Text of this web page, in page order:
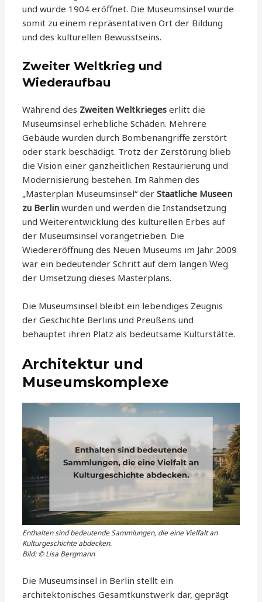
und wurde 1904 eröffnet. Die Museumsinsel wurde
somit zu einem repräsentativen Ort der Bildung
und des kulturellen Bewusstseins.
Zweiter Weltkrieg und
Wiederaufbau
Während des Zweiten Weltkrieges erlitt die
Museumsinsel erhebliche Schäden. Mehrere
Gebäude wurden durch Bombenangriffe zerstört
oder stark beschädigt. Trotz der Zerstörung blieb
die Vision einer ganzheitlichen Restaurierung und
Modernisierung bestehen. Im Rahmen des
„Masterplan Museumsinsel“ derStaatliche Museen
zu Berlin wurden und werden die Instandsetzung
und Weiterentwicklung des kulturellen Erbes auf
der Museumsinsel vorangetrieben. Die
Wiedereröffnung des Neuen Museums im Jahr 2009
war ein bedeutender Schritt auf dem langen Weg
der Umsetzung dieses Masterplans.
Die Museumsinsel bleibt ein lebendiges Zeugnis
der Geschichte Berlins und Preußens und
behauptet ihren Platz als bedeutsame Kulturstätte.
Architektur und
Museumskomplexe
Enthalten sind bedeutende Sammlungen, die eine Vielfalt an
Kulturgeschichte abdecken.
Bild: © Lisa Bergmann
Die Museumsinsel in Berlin stellt ein
architektonisches Gesamtkunstwerk dar, geprägt